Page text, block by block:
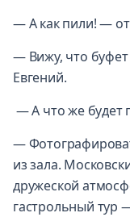
— А как пили! —
— Вижу, что
Евгений.
— А что же будет
—
из зала.
дружеской
гастрольный тур